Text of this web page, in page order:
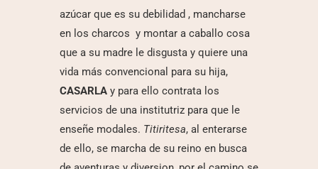
azúcar que es su debilidad , mancharse
en los charcos y montar a caballo cosa
que a su madre le disgusta y quiere una
vida más convencional para su hija,
CASARLA y para ello contrata los
servicios de una institutriz para que le
enseñe modales. Titiritesa, al enterarse
de ello, se marcha de su reino en busca